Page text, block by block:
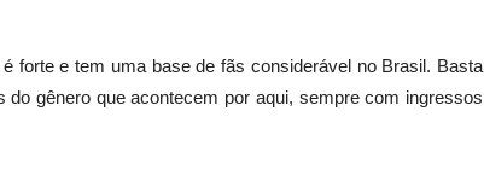
forte e tem uma base de fãs considerável no Brasil. Basta
gênero que acontecem por aqui, sempre com ingressos